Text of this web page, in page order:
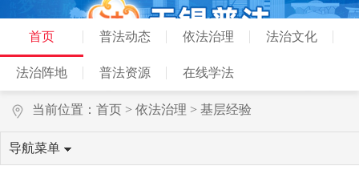
首页 普法动态 依法治理 法治文化
法治阵地 普法资源 在线学法
当前位置： 首页 > 依法治理 > 基层经验
导航菜单